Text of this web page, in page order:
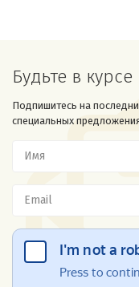
Будьте в курсе
Подпишитесь на
специальных